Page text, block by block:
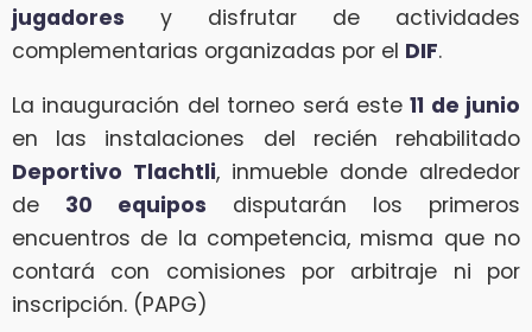
jugadores y disfrutar de actividades
complementarias organizadas por el DIF.
La inauguración del torneo será este11 de junio
en las instalaciones del recién rehabilitado
Deportivo Tlachtli, inmueble donde alrededor
de 30 equipos disputarán los primeros
encuentros de la competencia, misma que no
contará con comisiones por arbitraje ni por
inscripción. (PAPG)